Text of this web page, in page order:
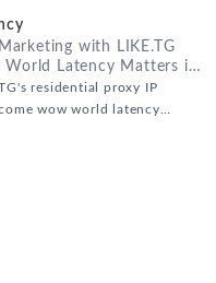
with LIKE.TG
World Latency Matters in
residential proxy IP
wow world latency